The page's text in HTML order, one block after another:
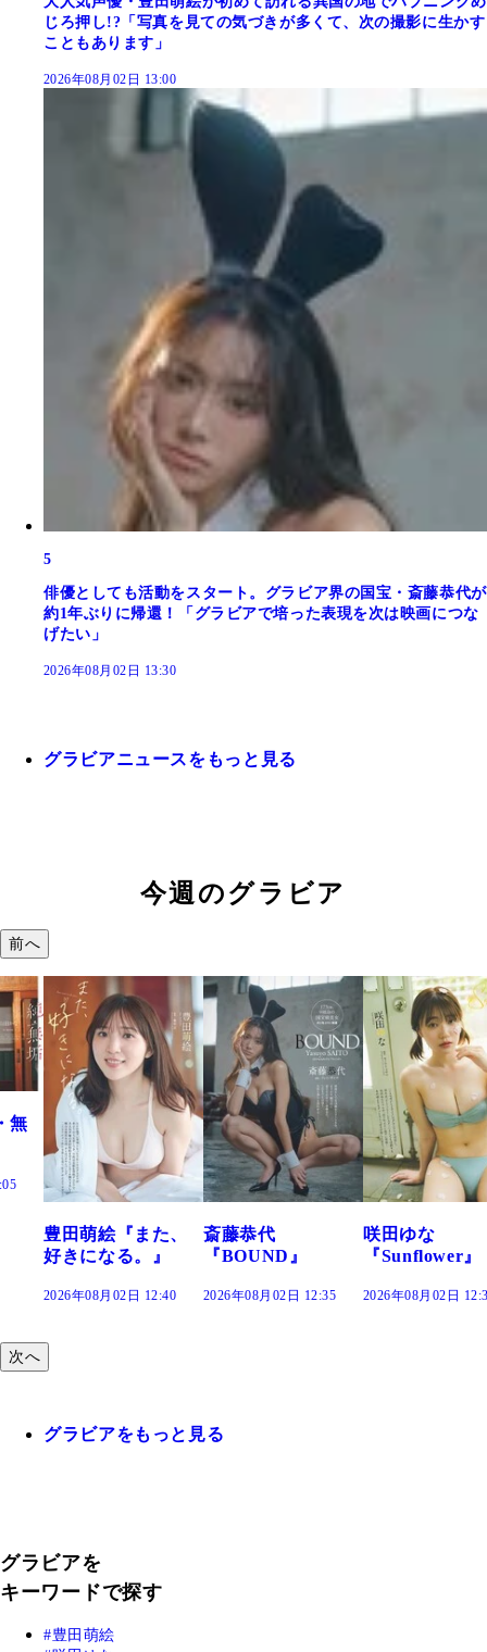
じろ押し!?「写真を見ての気づきが多くて、次の撮影に生かす
こともあります」
2026年08月02日 13:00
5
俳優としても活動をスタート。グラビア界の国宝・斎藤恭代が
約1年ぶりに帰還！「グラビアで培った表現を次は映画につな
げたい」
2026年08月02日 13:30
グラビアニュースをもっと見る
今週のグラビア
前へ
斎藤恭代
『BOUND』
2026年08月02日 12:35
咲田ゆな
『Sunflower』
2026年08月02日 12:30
藤水咲桜『花
だまり』
2026年08月02日
次へ
グラビアをもっと見る
グラビアを
キーワードで探す
豊田萌絵